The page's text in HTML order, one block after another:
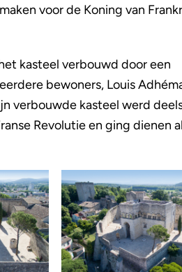
voor de Koning van
kasteel verbouwd door een
bewoners, Louis
verbouwde kasteel werd
Revolutie en ging dienen